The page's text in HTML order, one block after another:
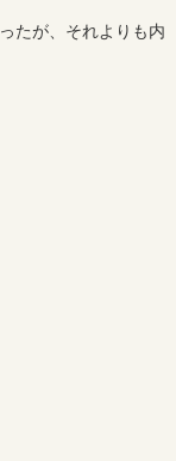
たが、それよりも内